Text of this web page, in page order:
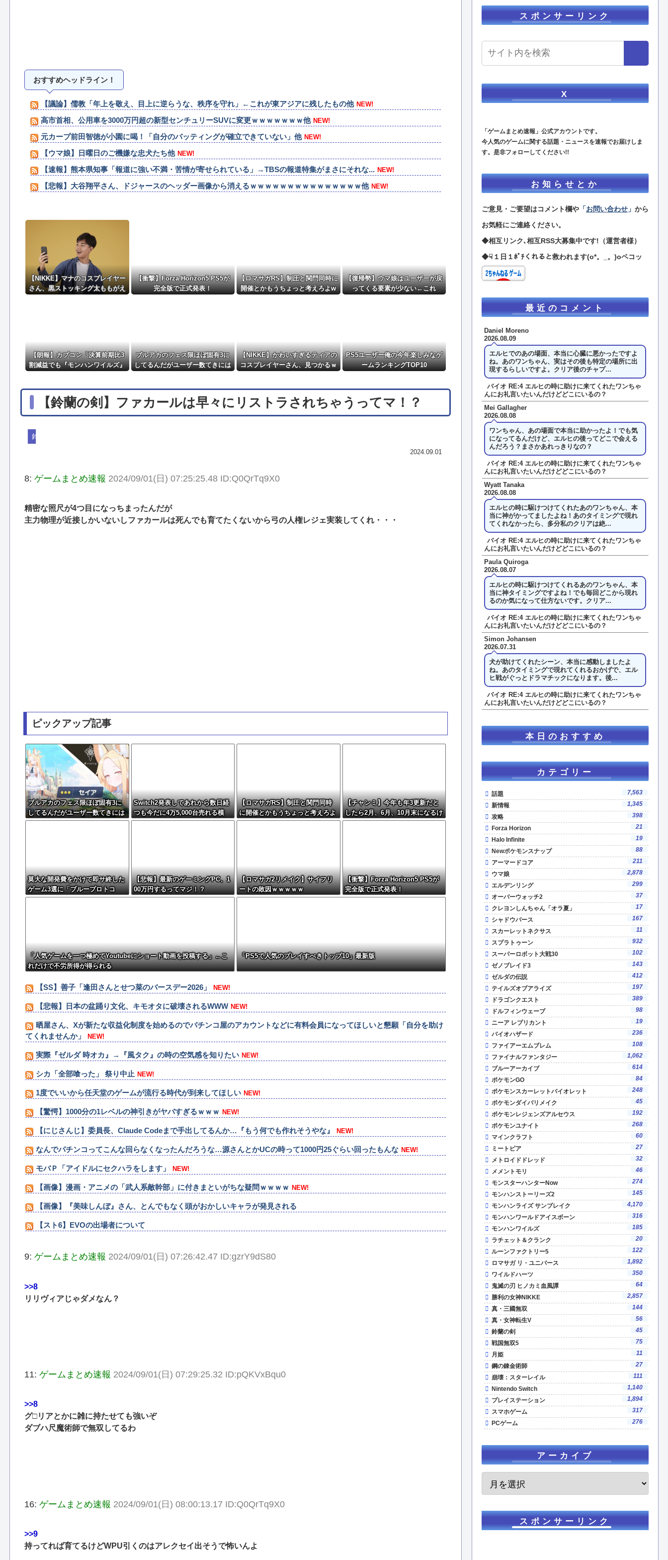
おすすめヘッドライン！
【議論】儒教「年上を敬え、目上に逆らうな、秩序を守れ」←これが東アジアに残したもの他 NEW!
高市首相、公用車を3000万円超の新型センチュリーSUVに変更ｗｗｗｗｗｗｗ他 NEW!
元カープ前田智徳が小園に喝！「自分のバッティングが確立できていない」他 NEW!
【ウマ娘】日曜日のご機嫌な忠犬たち他 NEW!
【速報】熊本県知事「報道に強い不満・苦情が寄せられている」→TBSの報道特集がまさにそれな... NEW!
【悲報】大谷翔平さん、ドジャースのヘッダー画像から消えるｗｗｗｗｗｗｗｗｗｗｗｗｗｗｗ他 NEW!
実際『ゼルダ 時オカ』→『風タク』の時の空気感を知りたい他
THE NEUTRALのしげるさんのパチンココラボイベント動画が公開される！めっちゃ楽しそ...
新聞「被災地の熊本にミサイルを積んだ軍用機が居るのは危険！日本を守る前に日常を守れ！」他
【NIKKE】マナのコスプレイヤー
さん、黒ストッキング太ももがえ
【衝撃】Forza Horizon5 PS5が
完全版で正式発表！
【ロマサガRS】制圧と関門同時に
開催とかもうちょっと考えろよw
【復帰勢】ウマ娘はユーザーが戻
ってくる要素が少ない←これ
【朗報】カプコン「決算前期比3
割減益でも『モンハンワイルズ』
ブルアカのフェス限ほぼ固有3に
してるんだがユーザー数てきには
【NIKKE】かわいすぎるティアの
コスプレイヤーさん、見つかるｗ
PS5ユーザー俺の今年楽しみなゲ
ームランキングTOP10
【鈴蘭の剣】ファカールは早々にリストラされちゃうってマ！？
鈴蘭の剣
2024.09.01
8: ゲームまとめ速報 2024/09/01(日) 07:25:25.48 ID:Q0QrTq9X0
精密な照尺が4つ目になっちまったんだが
主力物理が近接しかいないしファカールは死んでも育てたくないから弓の人権レジェ実装してくれ・・・
ピックアップ記事
ブルアカのフェス限ほぼ固有3に
してるんだがユーザー数てきには
どんなもん？
Switch2発表してあれから数日経
つも今だに4万5,000台売れる模
様・・・・・・
【ロマサガRS】制圧と関門同時
に開催とかもうちょっと考えろよ
w
【チャンミ】今年も年3更新だと
したら2月、6月、10月末になるけ
どこれ毎回LoH月だから暇すぎな
莫大な開発費をかけて即サ終した
ゲーム3選に「ブループロトコ
ル」「バビロン」「コンコード」
【悲報】最新のゲーミングPC、1
00万円するってマジ！？
【ロマサガ2リメイク】サイフリ
ートの敗因ｗｗｗｗｗ
【衝撃】Forza Horizon5 PS5が
完全版で正式発表！
「人気ゲームを一つ極めてYoutubeにショート動画を投稿する」←こ
れだけで不労所得が得られる
「PS5で人気のプレイすべきトップ10」最新版
【SS】善子「逢田さんとせつ菜のバースデー2026」 NEW!
【悲報】日本の盆踊り文化、キモオタに破壊されるWWW NEW!
晒屋さん、Xが新たな収益化制度を始めるのでパチンコ屋のアカウントなどに有料会員になってほしいと懇願「自分を助け
てくれませんか」
NEW!
実際『ゼルダ 時オカ』→『風タク』の時の空気感を知りたい NEW!
シカ「全部喰った」 祭り中止 NEW!
1度でいいから任天堂のゲームが流行る時代が到来してほしい NEW!
【驚愕】1000分の1レベルの神引きがヤバすぎるｗｗｗ NEW!
【にじさんじ】委員長、Claude Codeまで手出してるんか…『もう何でも作れそうやな』 NEW!
なんでパチンコってこんな回らなくなったんだろうな…源さんとかUCの時って1000円25ぐらい回ったもんな NEW!
モバＰ「アイドルにセクハラをします」 NEW!
【画像】漫画・アニメの「武人系敵幹部」に付きまといがちな疑問ｗｗｗｗ NEW!
【画像】『美味しんぼ』さん、とんでもなく頭がおかしいキャラが発見される
【スト6】EVOの出場者について
9: ゲームまとめ速報 2024/09/01(日) 07:26:42.47 ID:gzrY9dS80
>>8
リリヴィアじゃダメなん？
11: ゲームまとめ速報 2024/09/01(日) 07:29:25.32 ID:pQKVxBqu0
>>8
グ□リアとかに雑に持たせても強いぞ
ダブハ尺魔術師で無双してるわ
16: ゲームまとめ速報 2024/09/01(日) 08:00:13.17 ID:Q0QrTq9X0
>>9
持ってれば育てるけどWPU引くのはアレクセイ出そうで怖いんよ
スポンサーリンク
X
「ゲームまとめ速報」公式アカウントです。
今人気のゲームに関する話題・ニュースを速報でお届けしま
す。是非フォローしてください!!
お知らせとか
ご意見・ご要望はコメント欄や 「お問い合わせ 」 から
お気軽にご連絡ください。
◆相互リンク､相互RSS大募集中です!（運営者様）
◆☟１日１ﾎﾟﾁくれると救われます(o*。_。)oペコッ
最近のコメント
Daniel Moreno
2026.08.09
エルヒでのあの場面、本当に心臓に悪かったですよ
ね。あのワンちゃん、実はその後も特定の場所に出
現するらしいですよ。クリア後のチャプ...
バイオ RE:4 エルヒの時に助けに来てくれたワンちゃ
んにお礼言いたいんだけどどこにいるの？
Mei Gallagher
2026.08.08
ワンちゃん、あの場面で本当に助かったよ！でも気
になってるんだけど、エルヒの後ってどこで会える
んだろう？まさかあれっきりなの？
バイオ RE:4 エルヒの時に助けに来てくれたワンちゃ
んにお礼言いたいんだけどどこにいるの？
Wyatt Tanaka
2026.08.08
エルヒの時に駆けつけてくれたあのワンちゃん、本
当に神がかってましたよね！あのタイミングで現れ
てくれなかったら、多分私のクリアは絶...
バイオ RE:4 エルヒの時に助けに来てくれたワンちゃ
んにお礼言いたいんだけどどこにいるの？
Paula Quiroga
2026.08.07
エルヒの時に駆けつけてくれるあのワンちゃん、本
当に神タイミングですよね！でも毎回どこから現れ
るのか気になって仕方ないです。クリア...
バイオ RE:4 エルヒの時に助けに来てくれたワンちゃ
んにお礼言いたいんだけどどこにいるの？
Simon Johansen
2026.07.31
犬が助けてくれたシーン、本当に感動しましたよ
ね。あのタイミングで現れてくれるおかげで、エル
ヒ戦がぐっとドラマチックになります。後...
バイオ RE:4 エルヒの時に助けに来てくれたワンちゃ
んにお礼言いたいんだけどどこにいるの？
本日のおすすめ
カテゴリー
話題
7,563
新情報
1,345
攻略
398
Forza Horizon
21
Halo Infinite
19
Newポケモンスナップ
88
アーマードコア
211
ウマ娘
2,878
エルデンリング
299
オーバーウォッチ2
37
クレヨンしんちゃん「オラ夏」
17
シャドウバース
167
スカーレットネクサス
11
スプラトゥーン
932
スーパーロボット大戦30
102
ゼノブレイド3
143
ゼルダの伝説
412
テイルズオブアライズ
197
ドラゴンクエスト
389
ドルフィンウェーブ
98
ニーア レプリカント
19
バイオハザード
236
ファイアーエムブレム
108
ファイナルファンタジー
1,062
ブルーアーカイブ
614
ポケモンGO
84
ポケモンスカーレットバイオレット
248
ポケモンダイパリメイク
45
ポケモンレジェンズアルセウス
192
ポケモンユナイト
268
マインクラフト
60
ミートピア
27
メトロイドドレッド
32
メメントモリ
46
モンスターハンターNow
274
モンハンストーリーズ2
145
モンハンライズ サンブレイク
4,170
モンハンワールドアイスボーン
316
モンハンワイルズ
185
ラチェット＆クランク
20
ルーンファクトリー5
122
ロマサガ リ・ユニバース
1,892
ワイルドハーツ
350
鬼滅の刃 ヒノカミ血風譚
64
勝利の女神NIKKE
2,857
真・三國無双
144
真・女神転生V
56
鈴蘭の剣
45
戦国無双5
75
月姫
11
鋼の錬金術師
27
崩壊：スターレイル
111
Nintendo Switch
1,140
プレイステーション
1,894
スマホゲーム
317
PCゲーム
276
アーカイブ
スポンサーリンク